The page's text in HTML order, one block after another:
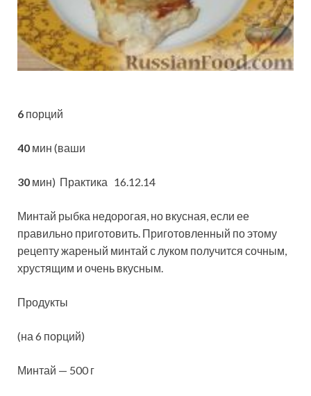
6 порций
40 мин (ваши
30 мин) Практика 16.12.14
Минтай рыбка недорогая, но вкусная, если ее
правильно приготовить. Приготовленный по этому
рецепту жареный минтай с луком получится сочным,
хрустящим и очень вкусным.
Продукты
(на 6 порций)
Минтай — 500 г